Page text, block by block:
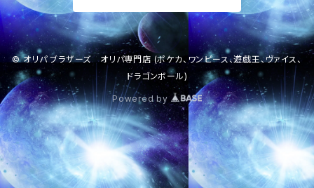
© オリパ ブラザーズ オリパ専門店 (ポケカ、ワンピース、遊戯王、ヴァイス、
ドラゴンボール)
Powered by